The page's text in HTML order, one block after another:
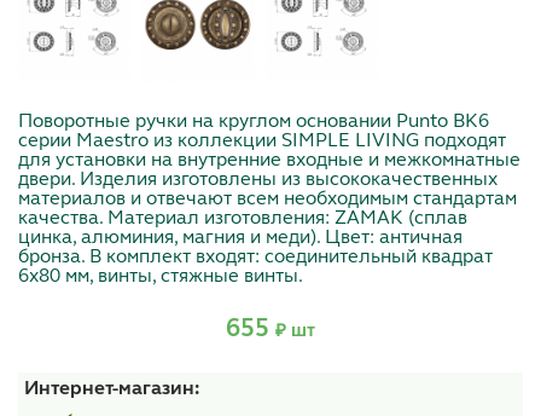
Поворотные ручки на круглом основании Punto BK6
серии Maestro из коллекции SIMPLE LIVING подходят
для установки на внутренние входные и межкомнатные
двери. Изделия изготовлены из высококачественных
материалов и отвечают всем необходимым стандартам
качества. Материал изготовления: ZAMAK (сплав
цинка, алюминия, магния и меди). Цвет: античная
бронза. В комплект входят: соединительный квадрат
6x80 мм, винты, стяжные винты.
655 ₽ шт
Интернет-магазин: